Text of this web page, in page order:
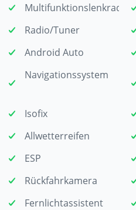
Multifunktionslenkrad
Radio/Tuner
Android Auto
Navigationssystem
Isofix
Allwetterreifen
ESP
Rückfahrkamera
Fernlichtassistent